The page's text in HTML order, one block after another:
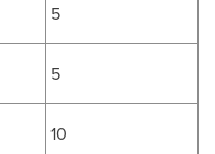
5
5
10